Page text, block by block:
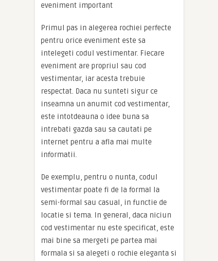
eveniment important
Primul pas in alegerea rochiei perfecte
pentru orice eveniment este sa
intelegeti codul vestimentar. Fiecare
eveniment are propriul sau cod
vestimentar, iar acesta trebuie
respectat. Daca nu sunteti sigur ce
inseamna un anumit cod vestimentar,
este intotdeauna o idee buna sa
intrebati gazda sau sa cautati pe
internet pentru a afla mai multe
informatii.
De exemplu, pentru o nunta, codul
vestimentar poate fi de la formal la
semi-formal sau casual, in functie de
locatie si tema. In general, daca niciun
cod vestimentar nu este specificat, este
mai bine sa mergeti pe partea mai
formala si sa alegeti o rochie eleganta si